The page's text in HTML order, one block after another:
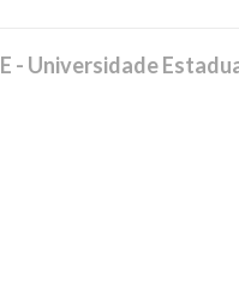
- Universidade